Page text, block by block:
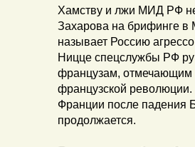
Хамству и лжи МИД РФ
Захарова на брифинге в
называет Россию
Ницце спецслужбы РФ
французам, отмечающим
французской
Франции после падения
продолжается.